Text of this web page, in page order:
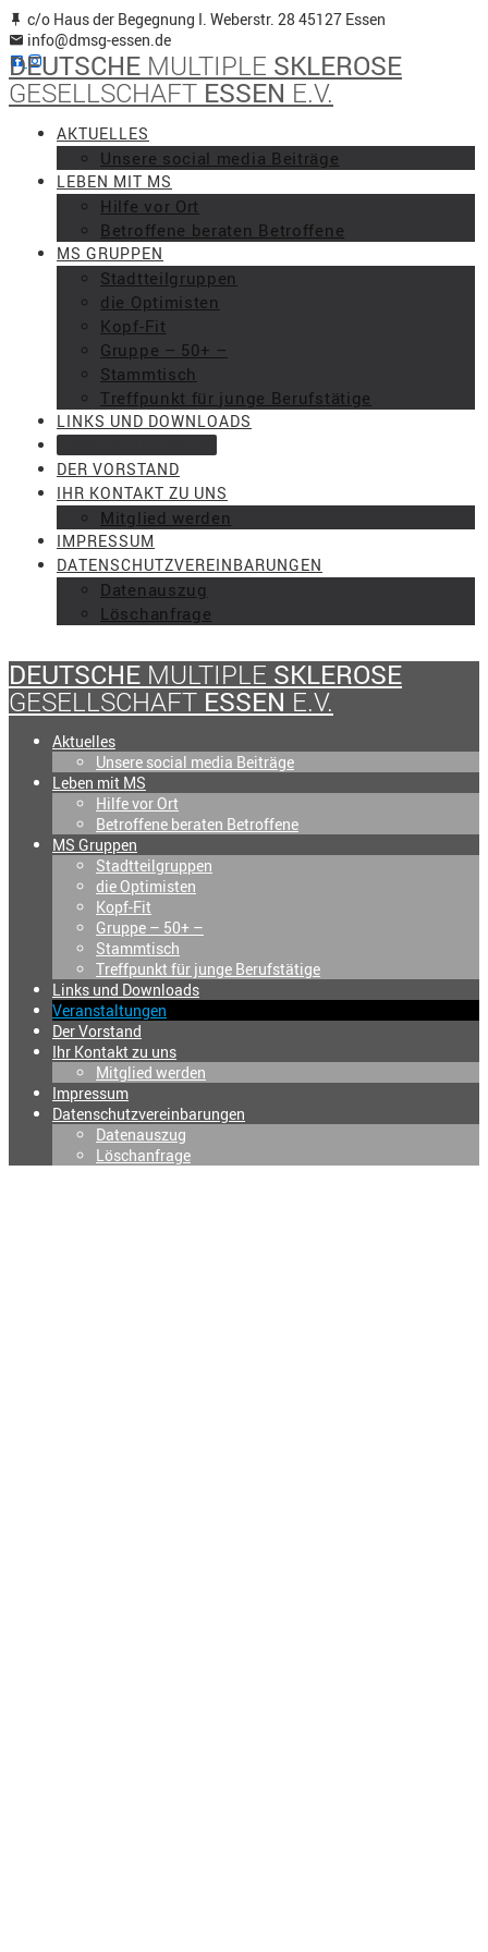
Skip
to
content
c/o Haus der Begegnung I. Weberstr. 28 45127 Essen
info@dmsg-essen.de
DEUTSCHE MULTIPLE SKLEROSE
GESELLSCHAFT ESSEN E.V.
AKTUELLES
Unsere social media Beiträge
LEBEN MIT MS
Hilfe vor Ort
Betroffene beraten Betroffene
MS GRUPPEN
Stadtteilgruppen
die Optimisten
Kopf-Fit
Gruppe – 50+ –
Stammtisch
Treffpunkt für junge Berufstätige
LINKS UND DOWNLOADS
DER VORSTAND
IHR KONTAKT ZU UNS
Mitglied werden
IMPRESSUM
DATENSCHUTZVEREINBARUNGEN
Datenauszug
Löschanfrage
DEUTSCHE MULTIPLE SKLEROSE
GESELLSCHAFT ESSEN E.V.
Aktuelles
Unsere social media Beiträge
Leben mit MS
Hilfe vor Ort
Betroffene beraten Betroffene
MS Gruppen
Stadtteilgruppen
die Optimisten
Kopf-Fit
Gruppe – 50+ –
Stammtisch
Treffpunkt für junge Berufstätige
Links und Downloads
Veranstaltungen
Der Vorstand
Ihr Kontakt zu uns
Mitglied werden
Impressum
Datenschutzvereinbarungen
Datenauszug
Löschanfrage